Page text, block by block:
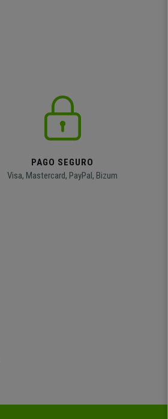
PAGO SEGURO
Visa, Mastercard, PayPal, Bizum